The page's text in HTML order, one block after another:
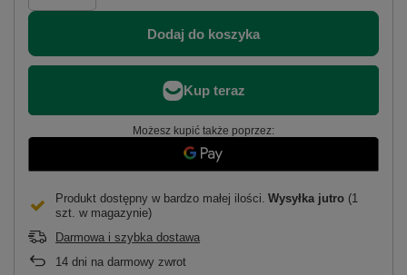
Dodaj do koszyka
Możesz kupić także poprzez:
Produkt dostępny w bardzo małej ilości Wysyłka jutro (1
szt. w magazynie)
Darmowa i szybka dostawa
14 dni na darmowy zwrot